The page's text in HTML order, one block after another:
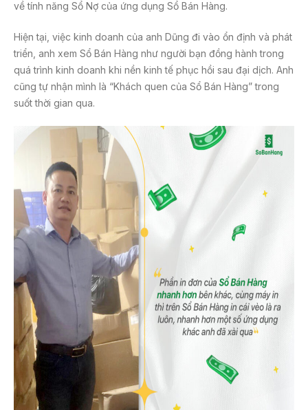
về tính năng Sổ Nợ của ứng dụng Sổ Bán Hàng.
Hiện tại, việc kinh doanh của anh Dũng đi vào ổn định và phát
triển, anh xem Sổ Bán Hàng như người bạn đồng hành trong
quá trình kinh doanh khi nền kinh tế phục hồi sau đại dịch. Anh
cũng tự nhận mình là “Khách quen của Sổ Bán Hàng” trong
suốt thời gian qua.